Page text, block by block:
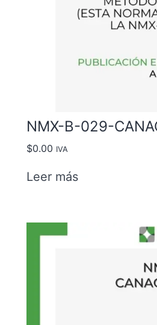
NMX-B-029-
$0.00 IVA
Leer más